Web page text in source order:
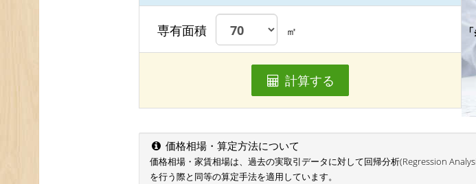
専有面積 ㎡
計算する
価格相場・算定方法について
価格相場・家賃相場は、過去の実取引データに対して回帰分析(Regression
を行う際と同等の算定手法を適用しています。